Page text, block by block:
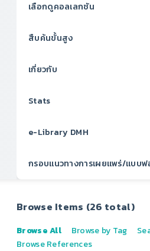
เลือกดูคอลเลกชัน
สืบค้นขั้นสูง
เกี่ยวกับ
Stats
e-Library DMH
กรอบแนวทางการเผยแพร่/แบบฟ
Browse Items (26 total)
Browse All Browse by Tag
Browse References